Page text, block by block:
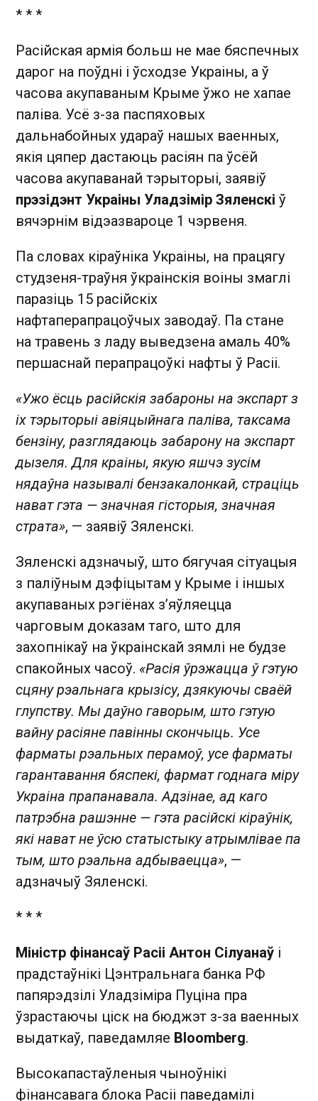
* * *
Расійская армія больш не мае бяспечных
дарог на поўдні і ўсходзе Украіны, а ў
часова акупаваным Крыме ўжо не хапае
паліва. Усё з-за паспяховых
дальнабойных удараў нашых ваенных,
якія цяпер дастаюць расіян па ўсёй
часова акупаванай тэрыторыі, заявіў
прэзідэнт Украіны Уладзімір Зяленскі ў
вячэрнім відэазвароце 1 чэрвеня.
Па словах кіраўніка Украіны, на працягу
студзеня-траўня ўкраінскія воіны змаглі
паразіць 15 расійскіх
нафтаперапрацоўчых заводаў. Па стане
на травень з ладу выведзена амаль 40%
першаснай перапрацоўкі нафты ў Расіі.
«Ужо ёсць расійскія забароны на экспарт з
іх тэрыторыі авіяцыйнага паліва, таксама
бензіну, разглядаюць забарону на экспарт
дызеля. Для краіны, якую яшчэ зусім
нядаўна называлі бензакалонкай, страціць
нават гэта — значная гісторыя, значная
страта», — заявіў Зяленскі.
Зяленскі адзначыў, што бягучая сітуацыя
з паліўным дэфіцытам у Крыме і іншых
акупаваных рэгіёнах з’яўляецца
чарговым доказам таго, што для
захопнікаў на ўкраінскай зямлі не будзе
спакойных часоў. «Расія ўрэжацца ў гэтую
сцяну рэальнага крызісу, дзякуючы сваёй
глупству. Мы даўно гаворым, што гэтую
вайну расіяне павінны скончыць. Усе
фарматы рэальных перамоў, усе фарматы
гарантавання бяспекі, фармат годнага міру
Украіна прапанавала. Адзінае, ад каго
патрэбна рашэнне — гэта расійскі кіраўнік,
які нават не ўсю статыстыку атрымлівае па
тым, што рэальна адбываецца», —
адзначыў Зяленскі.
* * *
Міністр фінансаў Расіі Антон Сілуанаў і
прадстаўнікі Цэнтральнага банка РФ
папярэдзілі Уладзіміра Пуціна пра
ўзрастаючы ціск на бюджэт з-за ваенных
выдаткаў, паведамляе Bloomberg.
Высокапастаўленыя чыноўнікі
фінансавага блока Расіі паведамілі